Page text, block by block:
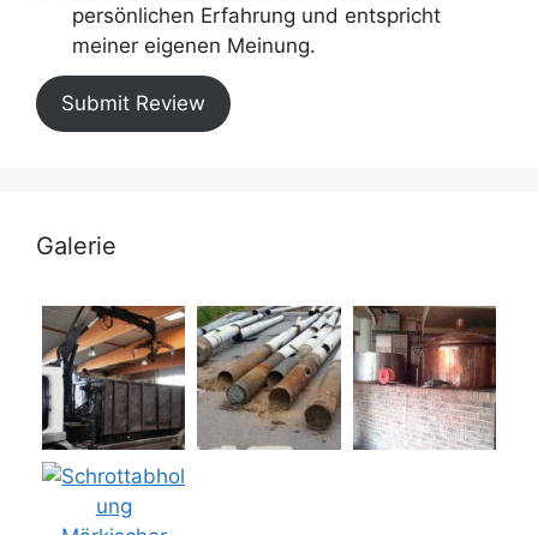
persönlichen Erfahrung und entspricht
meiner eigenen Meinung.
Submit Review
Galerie